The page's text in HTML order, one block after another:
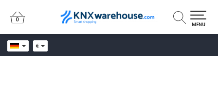
€
0
0
MENU